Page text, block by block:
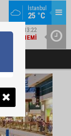
İstanbul
25 °C
/ 13:22
DÖNEMI
MIGROS